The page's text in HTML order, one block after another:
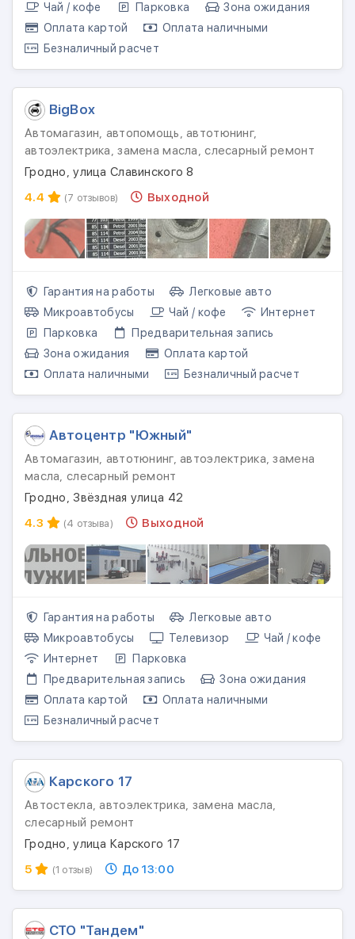
Чай / кофе
Парковка
Зона ожидания
Оплата картой
Оплата наличными
Безналичный расчет
BigBox
Автомагазин, автопомощь, автотюнинг,
автоэлектрика, замена масла, слесарный ремонт
Гродно, улица Славинского 8
4.4
(7 отзывов) Выходной
Гарантия на работы
Легковые авто
Микроавтобусы
Чай / кофе
Интернет
Парковка
Предварительная запись
Зона ожидания
Оплата картой
Оплата наличными
Безналичный расчет
Автоцентр "Южный"
Автомагазин, автотюнинг, автоэлектрика, замена
масла, слесарный ремонт
Гродно, Звёздная улица 42
4.3
(4 отзыва) Выходной
Гарантия на работы
Легковые авто
Микроавтобусы
Телевизор
Чай / кофе
Интернет
Парковка
Предварительная запись
Зона ожидания
Оплата картой
Оплата наличными
Безналичный расчет
Карского 17
Автостекла, автоэлектрика, замена масла,
слесарный ремонт
Гродно, улица Карского 17
5
(1 отзыв) До 13:00
СТО "Тандем"